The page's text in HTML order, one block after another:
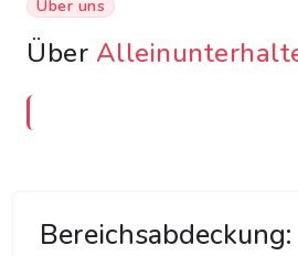
Über uns
Über
Bereichsabdeckung: